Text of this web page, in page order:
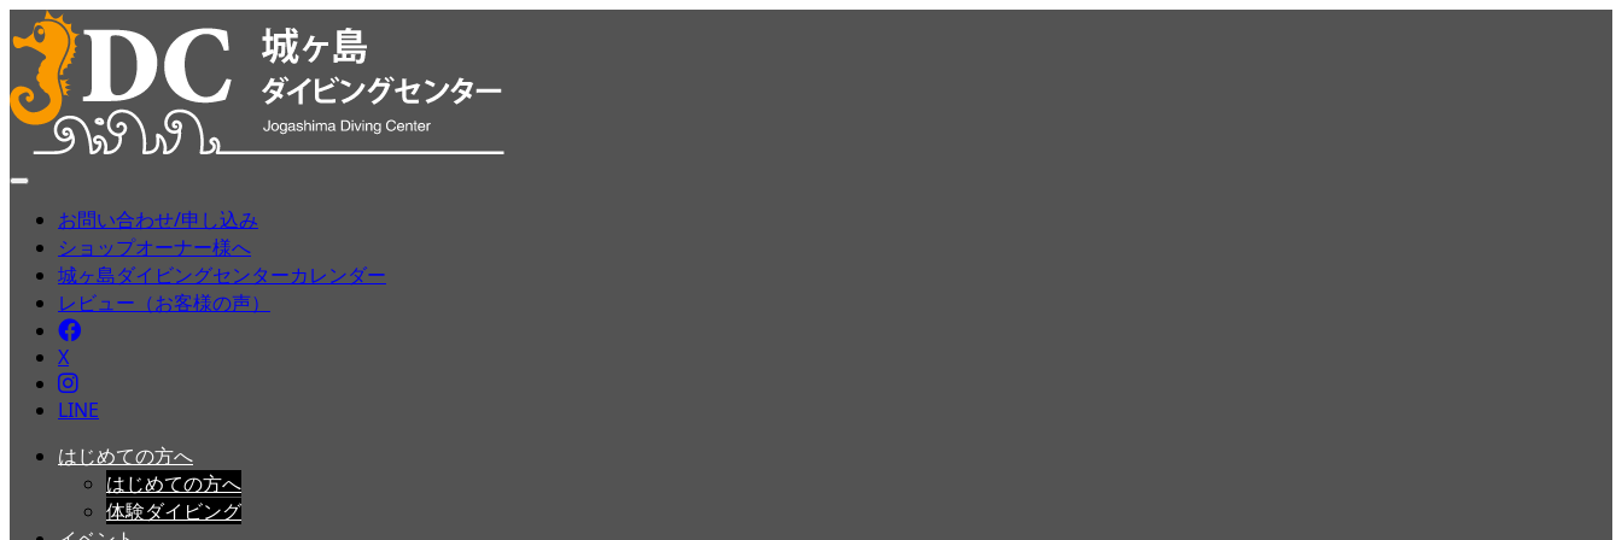
お問い合わせ/申し込み
ショップオーナー様へ
城ヶ島ダイビングセンターカレンダー
レビュー（お客様の声）
Facebook
X
Instagram
LINE
はじめての方へ
はじめての方へ
体験ダイビング